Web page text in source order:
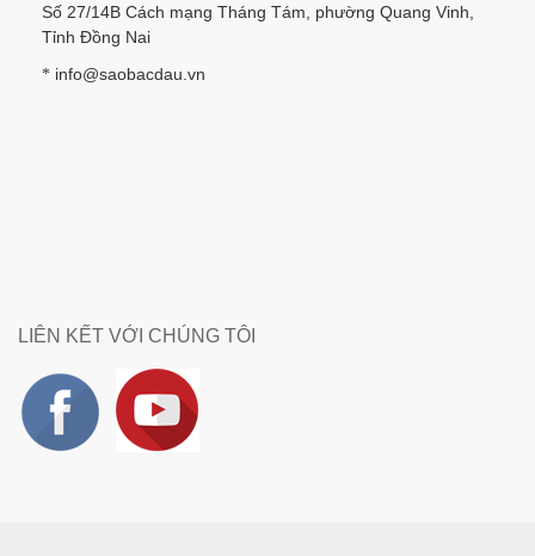
Số 27/14B Cách mạng Tháng Tám, phường Quang Vinh,
Tỉnh Đồng Nai
* info@saobacdau.vn
LIÊN KẾT VỚI CHÚNG TÔI